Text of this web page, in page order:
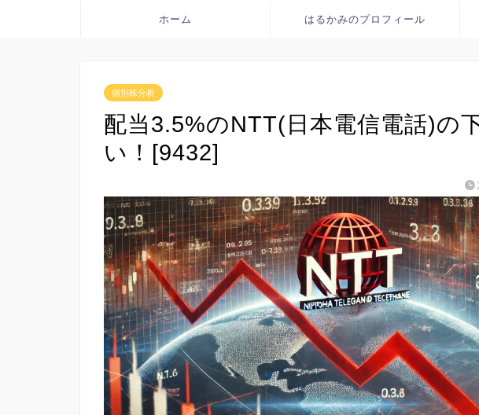
ホーム はるかみのプロフィール
個別株分析
配当3.5%のNTT(日本電信電話)の
い！[9432]